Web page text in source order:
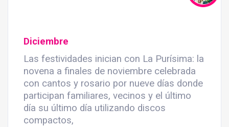
Diciembre
Las festividades inician con La Purísima: la
novena a finales de noviembre celebrada
con cantos y rosario por nueve días donde
participan familiares, vecinos y el último
día su último día utilizando discos
compactos,